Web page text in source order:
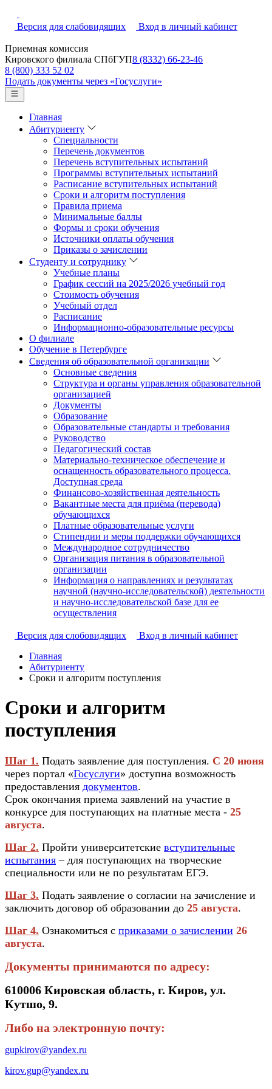
Версия для слабовидящих Вход в личный кабинет
Приемная комиссия
Кировского филиала СПбГУП8 (8332) 66-23-46
8 (800) 333 52 02
Подать документы через «Госуслуги»
Главная
Абитуриенту
Специальности
Перечень документов
Перечень вступительных испытаний
Программы вступительных испытаний
Расписание вступительных испытаний
Сроки и алгоритм поступления
Правила приема
Минимальные баллы
Формы и сроки обучения
Источники оплаты обучения
Приказы о зачислении
Студенту и сотруднику
Учебные планы
График сессий на 2025/2026 учебный год
Стоимость обучения
Учебный отдел
Расписание
Информационно-образовательные ресурсы
О филиале
Обучение в Петербурге
Сведения об образовательной организации
Основные сведения
Структура и органы управления образовательной
организацией
Документы
Образование
Образовательные стандарты и требования
Руководство
Педагогический состав
Материально-техническое обеспечение и
оснащенность образовательного процесса.
Доступная среда
Финансово-хозяйственная деятельность
Вакантные места для приёма (перевода)
обучающихся
Платные образовательные услуги
Стипендии и меры поддержки обучающихся
Международное сотрудничество
Организация питания в образовательной
организации
Информация о направлениях и результатах
научной (научно-исследовательской) деятельности
и научно-исследовательской базе для ее
осуществления
Версия для слобовидящих
Вход в личный кабинет
Главная
Абитуриенту
Сроки и алгоритм поступления
Сроки и алгоритм
поступления
Шаг 1. Подать заявление для поступления. С 20 июня
через портал «Госуслуги» доступна возможность
предоставления документов.
Срок окончания приема заявлений на участие в
конкурсе для поступающих на платные места - 25
августа.
Шаг 2. Пройти университетские вступительные
испытания – для поступающих на творческие
специальности или не по результатам ЕГЭ.
Шаг 3. Подать заявление о согласии на зачисление и
заключить договор об образовании до 25 августа.
Шаг 4. Ознакомиться с приказами о зачислении 26
августа.
Документы принимаются по адресу:
610006 Кировская область, г. Киров, ул.
Кутшо, 9.
Либо на электронную почту:
gupkirov@yandex.ru
kirov.gup@yandex.ru